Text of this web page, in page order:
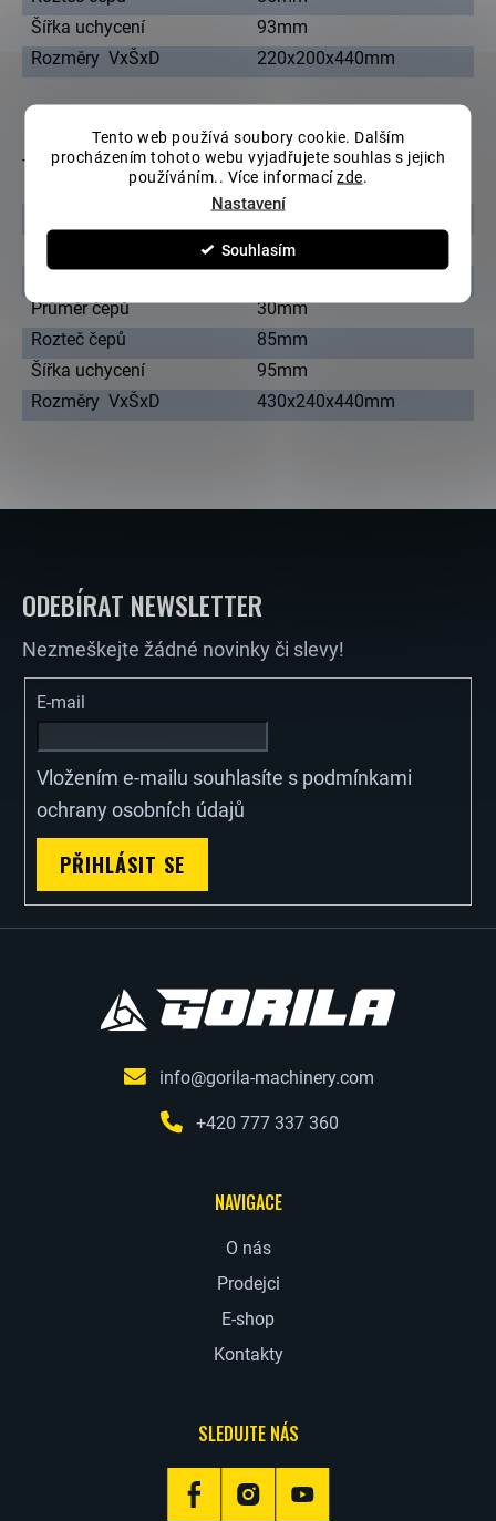
Tento web používá soubory cookie. Dalším
procházením tohoto webu vyjadřujete souhlas s jejich
používáním.. Více informacízde.
Nastavení
Souhlasím
Šířka uchycení
93mm
Rozměry VxŠxD
220x200x440mm
Technická specifikace lžíce 2.0 - 2.6 tuny
200mm
15kg
Objem lžíce
0.013m3
Průměr čepů
30mm
Rozteč čepů
85mm
Šířka uchycení
95mm
Rozměry VxŠxD
430x240x440mm
ODEBÍRAT NEWSLETTER
Nezmeškejte žádné novinky či slevy!
E-mail
Vložením e-mailu souhlasíte s podmínkami
ochrany osobních údajů
PŘIHLÁSIT SE
info@gorila-machinery.com
+420 777 337 360
NAVIGACE
O nás
Prodejci
E-shop
Kontakty
SLEDUJTE NÁS